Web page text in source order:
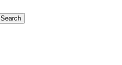
Search